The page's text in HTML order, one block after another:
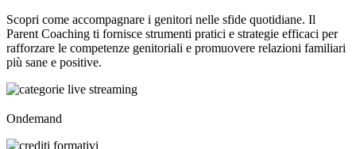
Scopri come accompagnare i genitori nelle sfide quotidiane. Il
Parent Coaching ti fornisce strumenti pratici e strategie efficaci per
rafforzare le competenze genitoriali e promuovere relazioni familiari
più sane e positive.
Ondemand